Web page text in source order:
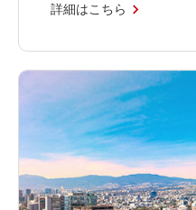
詳細はこちら